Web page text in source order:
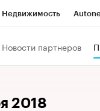
Недвижимость
СПб
Новости партнеров
2018